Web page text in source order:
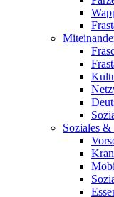
Soziales &